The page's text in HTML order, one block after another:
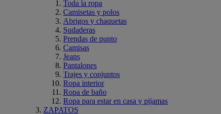
Toda la ropa
Camisetas y polos
Abrigos y chaquetas
Sudaderas
Prendas de punto
Camisas
Jeans
Pantalones
Trajes y conjuntos
Ropa interior
Ropa de baño
Ropa para estar en casa y pijamas
ZAPATOS